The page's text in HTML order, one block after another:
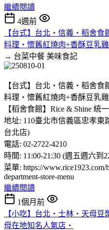
繼續閱讀
4週前
【台式】台北‧信義‧稻舍食
料理‧懷舊紅燒肉+香酥豆乳
→ 台菜中餐 美味食記
【台式】台北‧信義‧稻舍食
料理‧懷舊紅燒肉+香酥豆乳
【稻舍食館】Rice & Shine 統
地址: 110臺北市信義區忠孝東
台北店)
電話: 02-2722-4210
時間: 11:00-21:30 (週五週六到
菜單: https://www.rice1923.com/
department-store-menu
繼續閱讀
1個月前
【小吃】台北‧士林‧天母
母在地知名人氣店‧